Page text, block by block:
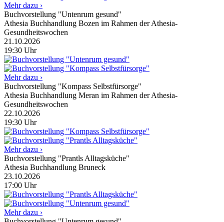
Mehr dazu ›
Buchvorstellung "Untenrum gesund"
Athesia Buchhandlung Bozen im Rahmen der Athesia-
Gesundheitswochen
21.10.2026
19:30 Uhr
Mehr dazu ›
Buchvorstellung "Kompass Selbstfürsorge"
Athesia Buchhandlung Meran im Rahmen der Athesia-
Gesundheitswochen
22.10.2026
19:30 Uhr
Mehr dazu ›
Buchvorstellung "Prantls Alltagsküche"
Athesia Buchhandlung Bruneck
23.10.2026
17:00 Uhr
Mehr dazu ›